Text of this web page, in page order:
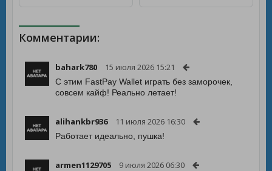
Комментарии:
bahark780 15 июля 2026 15:21
С этим FastPay Wallet играть без заморочек,
совсем кайф! Реально летает!
alihankbr936 11 июля 2026 16:30
Работает идеально, пушка!
armen1129705 9 июля 2026 06:30